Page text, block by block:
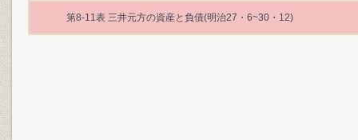
第8-11表 三井元方の資産と負債(明治27・6~30・12)